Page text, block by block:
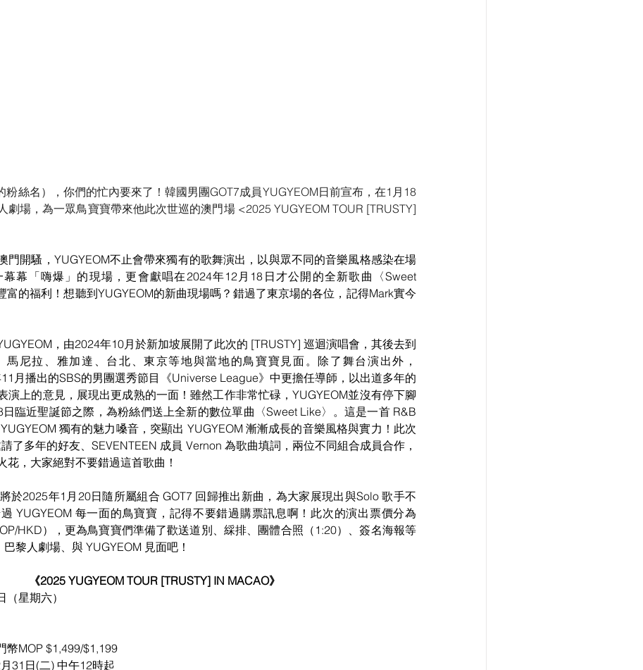
粉絲名），你們的忙內要來了！韓國男團GOT7成員YUGYEOM日前宣布，在1月18
劇場，為一眾鳥寶寶帶來他此次世巡的澳門場 <2025 YUGYEOM TOUR [TRUSTY]
門開騷，YUGYEOM不止會帶來獨有的歌舞演出，以與眾不同的音樂風格感染在場
幕「嗨爆」的現場，更會獻唱在2024年12月18日才公開的全新歌曲〈Sweet
富的福利！想聽到YUGYEOM的新曲現場嗎？錯過了東京場的各位，記得Mark實今
，由2024年10月於新加坡展開了此次的 [TRUSTY] 巡迴演唱會，其後去到
馬尼拉、雅加達、台北、東京等地與當地的鳥寶寶見面。除了舞台演出外，
月播出的SBS的男團選秀節目《Universe League》中更擔任導師，以出道多年的
演上的意見，展現出更成熟的一面！雖然工作非常忙碌，YUGYEOM並沒有停下腳
臨近聖誕節之際，為粉絲們送上全新的數位單曲〈Sweet Like〉。這是一首 R&B
獨有的魅力嗓音，突顯出 YUGYEOM 漸漸成長的音樂風格與實力！此次
了多年的好友、SEVENTEEN 成員 Vernon 為歌曲填詞，兩位不同組合成員合作，
花，大家絕對不要錯過這首歌曲！
於2025年1月20日隨所屬組合 GOT7 回歸推出新曲，為大家展現出與Solo 歌手不
YUGYEOM 每一面的鳥寶寶，記得不要錯過購票訊息啊！此次的演出票價分為
HKD），更為鳥寶寶們準備了歡送道別、綵排、團體合照（1:20）、簽名海報等
黎人劇場、與 YUGYEOM 見面吧！
《2025 YUGYEOM TOUR [TRUSTY] IN MACAO》
星期六）
幣MOP $1,499/$1,199
31日(二) 中午12時起